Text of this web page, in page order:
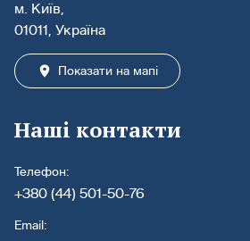
м. Київ,
01011, Україна
Показати на мапі
Наші контакти
Телефон:
+380 (44) 501-50-76
Email: